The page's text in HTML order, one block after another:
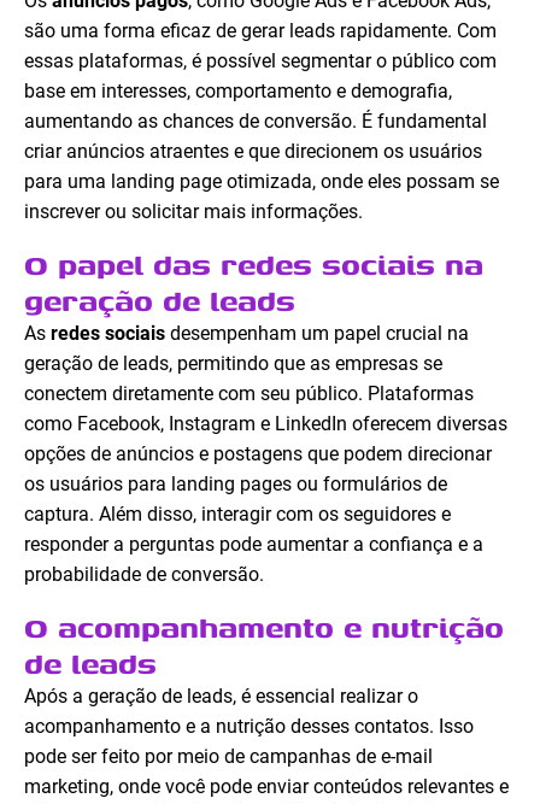
são uma forma eficaz de gerar leads rapidamente. Com
essas plataformas, é possível segmentar o público com
base em interesses, comportamento e demografia,
aumentando as chances de conversão. É fundamental
criar anúncios atraentes e que direcionem os usuários
para uma landing page otimizada, onde eles possam se
inscrever ou solicitar mais informações.
O papel das redes sociais na
geração de leads
As redes sociais desempenham um papel crucial na
geração de leads, permitindo que as empresas se
conectem diretamente com seu público. Plataformas
como Facebook, Instagram e LinkedIn oferecem diversas
opções de anúncios e postagens que podem direcionar
os usuários para landing pages ou formulários de
captura. Além disso, interagir com os seguidores e
responder a perguntas pode aumentar a confiança e a
probabilidade de conversão.
O acompanhamento e nutrição
de leads
Após a geração de leads, é essencial realizar o
acompanhamento e a nutrição desses contatos. Isso
pode ser feito por meio de campanhas de e-mail
marketing, onde você pode enviar conteúdos relevantes e